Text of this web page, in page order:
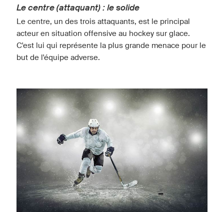
Le centre (attaquant) : le solide
Le centre, un des trois attaquants, est le principal
acteur en situation offensive au hockey sur glace.
C'est lui qui représente la plus grande menace pour le
but de l'équipe adverse.